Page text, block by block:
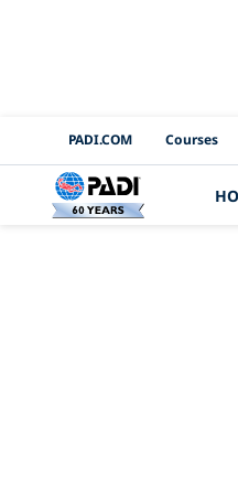
PADI
PADI.COM Courses